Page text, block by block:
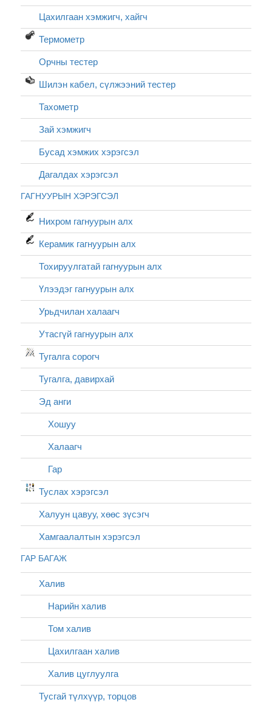
Цахилгаан хэмжигч, хайгч
Термометр
Орчны тестер
Шилэн кабел, cүлжээний тестер
Тахометр
Зай хэмжигч
Бусад хэмжих хэрэгсэл
Дагалдах хэрэгсэл
ГАГНУУРЫН ХЭРЭГСЭЛ
Нихром гагнуурын алх
Керамик гагнуурын алх
Тохируулгатай гагнуурын алх
Үлээдэг гагнуурын алх
Урьдчилан халаагч
Утасгүй гагнуурын алх
Тугалга сорогч
Тугалга, давирхай
Эд анги
Хошуу
Халаагч
Гар
Туслах хэрэгсэл
Халуун цавуу, хөөс зүсэгч
Хамгаалалтын хэрэгсэл
ГАР БАГАЖ
Халив
Нарийн халив
Том халив
Цахилгаан халив
Халив цуглуулга
Тусгай түлхүүр, торцов